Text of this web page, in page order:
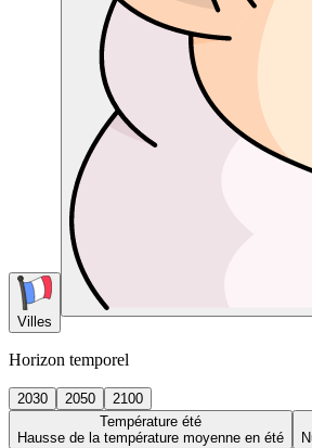
Villes
Horizon temporel
2030 2050
2100
Température été
Hausse de la température moyenne en été